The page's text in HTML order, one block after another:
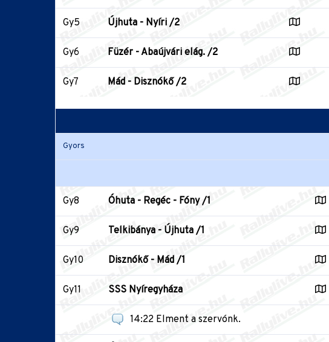
Gy5 Újhuta - Nyíri /2
Gy6 Füzér - Abaújvári elág. /2
Gy7 Mád - Disznókő /2
Gyors
Gy8 Óhuta - Regéc - Fóny /1
Gy9 Telkibánya - Újhuta /1
Gy10 Disznókő - Mád /1
Gy11 SSS Nyíregyháza
14:22 Elment a szervónk.